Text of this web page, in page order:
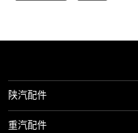
陕汽配件
重汽配件